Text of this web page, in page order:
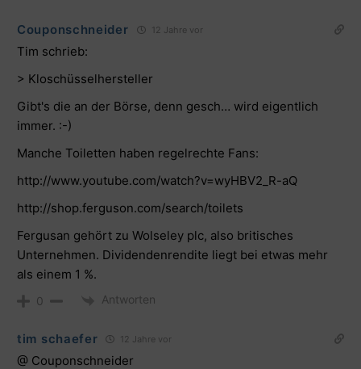
Couponschneider 12 Jahre vor
Tim schrieb:
> Kloschüsselhersteller
Gibt's die an der Börse, denn gesch… wird eigentlich
immer. :-)
Manche Toiletten haben regelrechte Fans:
http://www.youtube.com/watch?v=wyHBV2_R-aQ
http://shop.ferguson.com/search/toilets
Fergusan gehört zu Wolseley plc, also britisches
Unternehmen. Dividendenrendite liegt bei etwas mehr
als einem 1 %.
0 Antworten
tim schaefer 12 Jahre vor
@ Couponschneider